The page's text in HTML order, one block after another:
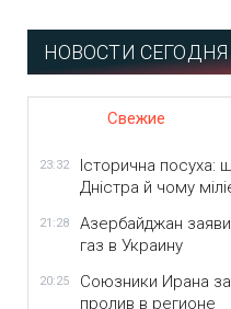
НОВОСТИ СЕГОДНЯ
Свежие
23:32
Історична посуха:
Дністра й чому
21:28
Азербайджан
газ в Украину
20:25
Союзники Ирана
пролив в регионе